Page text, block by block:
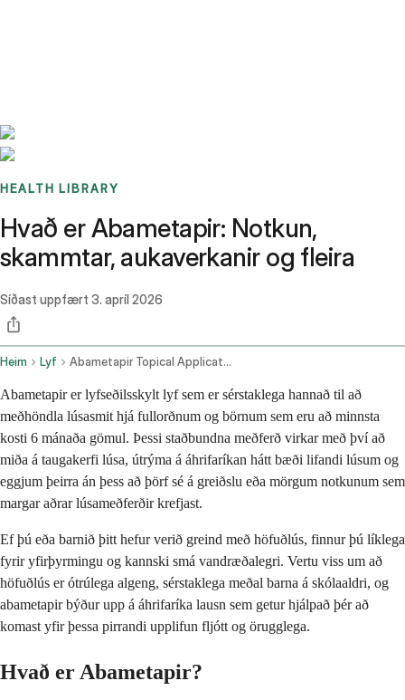
HEALTH LIBRARY
Hvað er Abametapir: Notkun,
skammtar, aukaverkanir og fleira
Síðast uppfært 3. apríl 2026
Heim Lyf Abametapir Topical Application Route
Abametapir er lyfseðilsskylt lyf sem er sérstaklega hannað til að
meðhöndla lúsasmit hjá fullorðnum og börnum sem eru að minnsta
kosti 6 mánaða gömul. Þessi staðbundna meðferð virkar með því að
miða á taugakerfi lúsa, útrýma á áhrifaríkan hátt bæði lifandi lúsum og
eggjum þeirra án þess að þörf sé á greiðslu eða mörgum notkunum sem
margar aðrar lúsameðferðir krefjast.
Ef þú eða barnið þitt hefur verið greind með höfuðlús, finnur þú líklega
fyrir yfirþyrmingu og kannski smá vandræðalegri. Vertu viss um að
höfuðlús er ótrúlega algeng, sérstaklega meðal barna á skólaaldri, og
abametapir býður upp á áhrifaríka lausn sem getur hjálpað þér að
komast yfir þessa pirrandi upplifun fljótt og örugglega.
Hvað er Abametapir?